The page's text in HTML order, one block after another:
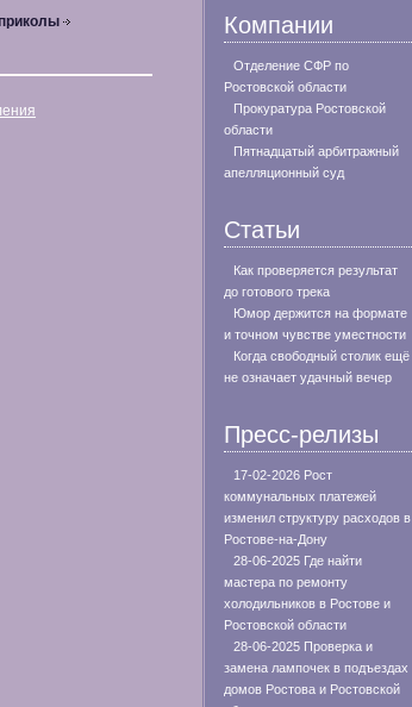
Компании
Отделение СФР по
Ростовской области
Прокуратура Ростовской
области
Пятнадцатый арбитражный
апелляционный суд
Статьи
Как проверяется результат
до готового трека
Юмор держится на формате
и точном чувстве уместности
Когда свободный столик ещё
не означает удачный вечер
Пресс-релизы
17-02-2026 Рост
коммунальных платежей
изменил структуру расходов в
Ростове-на-Дону
28-06-2025 Где найти
мастера по ремонту
холодильников в Ростове и
Ростовской области
28-06-2025 Проверка и
замена лампочек в подъездах
домов Ростова и Ростовской